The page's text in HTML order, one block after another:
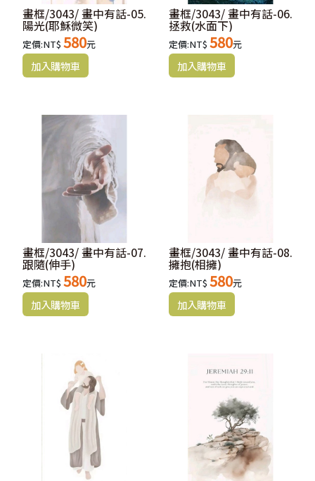
畫框/3043/ 畫中有話-05.
陽光(耶穌微笑)
定價:NT$ 580元
畫框/3043/ 畫中有話-06.
拯救(水面下)
定價:NT$ 580元
畫框/3043/ 畫中有話-07.
跟隨(伸手)
定價:NT$ 580元
畫框/3043/ 畫中有話-08.
擁抱(相擁)
定價:NT$ 580元